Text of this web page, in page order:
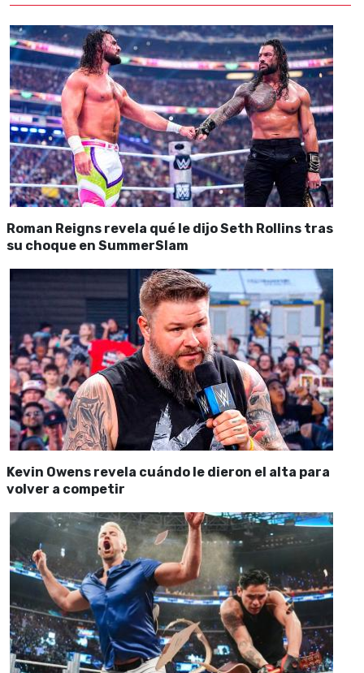
Roman Reigns revela qué le dijo Seth Rollins tras
su choque en SummerSlam
Kevin Owens revela cuándo le dieron el alta para
volver a competir